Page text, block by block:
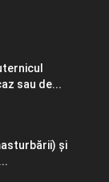
sau de...
şi